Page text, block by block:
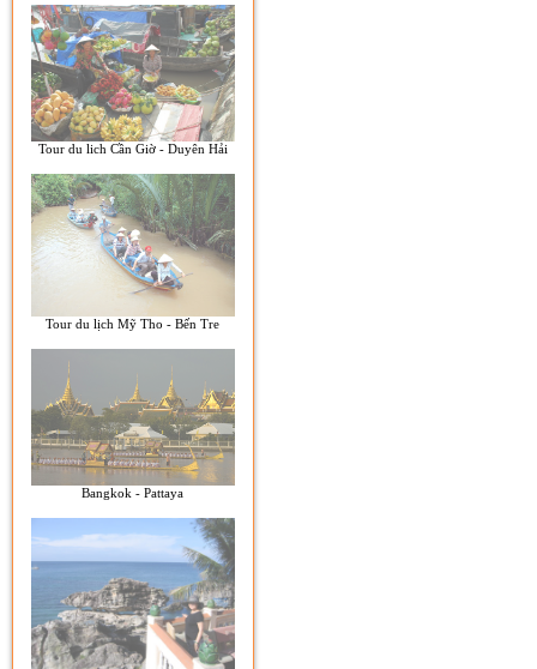
Tour du lich Cần Giờ - Duyên Hải
Tour du lịch Mỹ Tho - Bến Tre
Bangkok - Pattaya